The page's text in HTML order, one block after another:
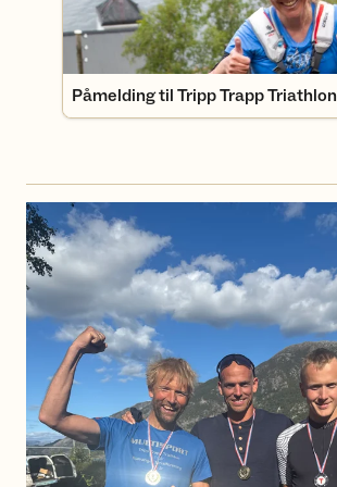
Påmelding til Tripp Trapp Triathlon